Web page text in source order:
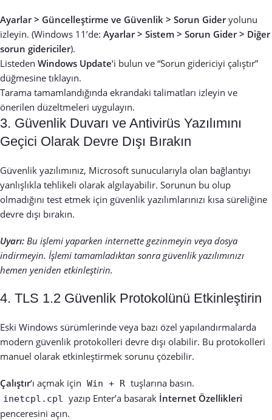
Ayarlar > Güncelleştirme ve Güvenlik > Sorun Gideryolunu
izleyin. (Windows 11’de: Ayarlar > Sistem > Sorun Gider > Diğer
sorun gidericiler).
Listeden Windows Update‘i bulun ve “Sorun gidericiyi çalıştır”
düğmesine tıklayın.
Tarama tamamlandığında ekrandaki talimatları izleyin ve
önerilen düzeltmeleri uygulayın.
3. Güvenlik Duvarı ve Antivirüs Yazılımını
Geçici Olarak Devre Dışı Bırakın
Güvenlik yazılımınız, Microsoft sunucularıyla olan bağlantıyı
yanlışlıkla tehlikeli olarak algılayabilir. Sorunun bu olup
olmadığını test etmek için güvenlik yazılımlarınızı kısa süreliğine
devre dışı bırakın.
Uyarı: Bu işlemi yaparken internette gezinmeyin veya dosya
indirmeyin. İşlemi tamamladıktan sonra güvenlik yazılımınızı
hemen yeniden etkinleştirin.
4. TLS 1.2 Güvenlik Protokolünü Etkinleştirin
Eski Windows sürümlerinde veya bazı özel yapılandırmalarda
modern güvenlik protokolleri devre dışı olabilir. Bu protokolleri
manuel olarak etkinleştirmek sorunu çözebilir.
Çalıştır‘ı açmak için Win + R tuşlarına basın.
inetcpl.cpl yazıp Enter’a basarak İnternet Özellikleri
penceresini açın.